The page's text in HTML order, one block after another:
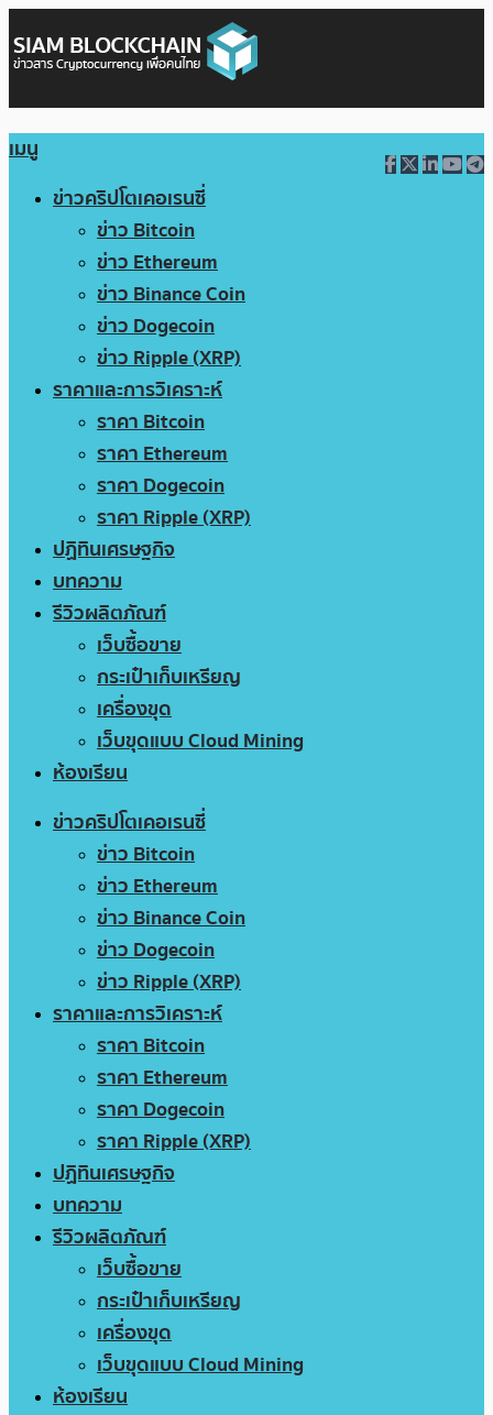
เมนู
ข่าวคริปโตเคอเรนซี่
ข่าว Bitcoin
ข่าว Ethereum
ข่าว Binance Coin
ข่าว Dogecoin
ข่าว Ripple (XRP)
ราคาและการวิเคราะห์
ราคา Bitcoin
ราคา Ethereum
ราคา Dogecoin
ราคา Ripple (XRP)
ปฏิทินเศรษฐกิจ
บทความ
รีวิวผลิตภัณฑ์
เว็บซื้อขาย
กระเป๋าเก็บเหรียญ
เครื่องขุด
เว็บขุดแบบ Cloud Mining
ห้องเรียน
ข่าวคริปโตเคอเรนซี่
ข่าว Bitcoin
ข่าว Ethereum
ข่าว Binance Coin
ข่าว Dogecoin
ข่าว Ripple (XRP)
ราคาและการวิเคราะห์
ราคา Bitcoin
ราคา Ethereum
ราคา Dogecoin
ราคา Ripple (XRP)
ปฏิทินเศรษฐกิจ
บทความ
รีวิวผลิตภัณฑ์
เว็บซื้อขาย
กระเป๋าเก็บเหรียญ
เครื่องขุด
เว็บขุดแบบ Cloud Mining
ห้องเรียน